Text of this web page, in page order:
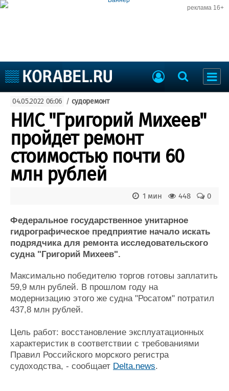
реклама 16+
Судоходство
Судоремонт
События
Пресс-релизы
Порты
Рыболовство
ВМФ
Яхты и катера
Еще
Пульс
Новости
Компании
Репутация
Крюинг
Журнал
Реклама
Доска объявлений
Продажа флота
Оборудование
Изделия
Услуги
Конференции
Выставки и семинары
Личности
Словарь
Флот
Галерея флота
Форум
Отзывы
04.05.2022 06:06 / судоремонт
НИС "Григорий Михеев"
пройдет ремонт
стоимостью почти 60
млн рублей
0
448
1 мин
Федеральное государственное унитарное
гидрографическое предприятие начало искать
подрядчика для ремонта исследовательского
судна "Григорий Михеев".
Максимально победителю торгов готовы заплатить
59,9 млн рублей. В прошлом году на
модернизацию этого же судна "Росатом" потратил
437,8 млн рублей.
Цель работ: восстановление эксплуатационных
характеристик в соответствии с требованиями
Правил Российского морского регистра
судоходства, - сообщает Delta.news.